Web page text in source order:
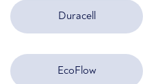
Duracell
EcoFlow